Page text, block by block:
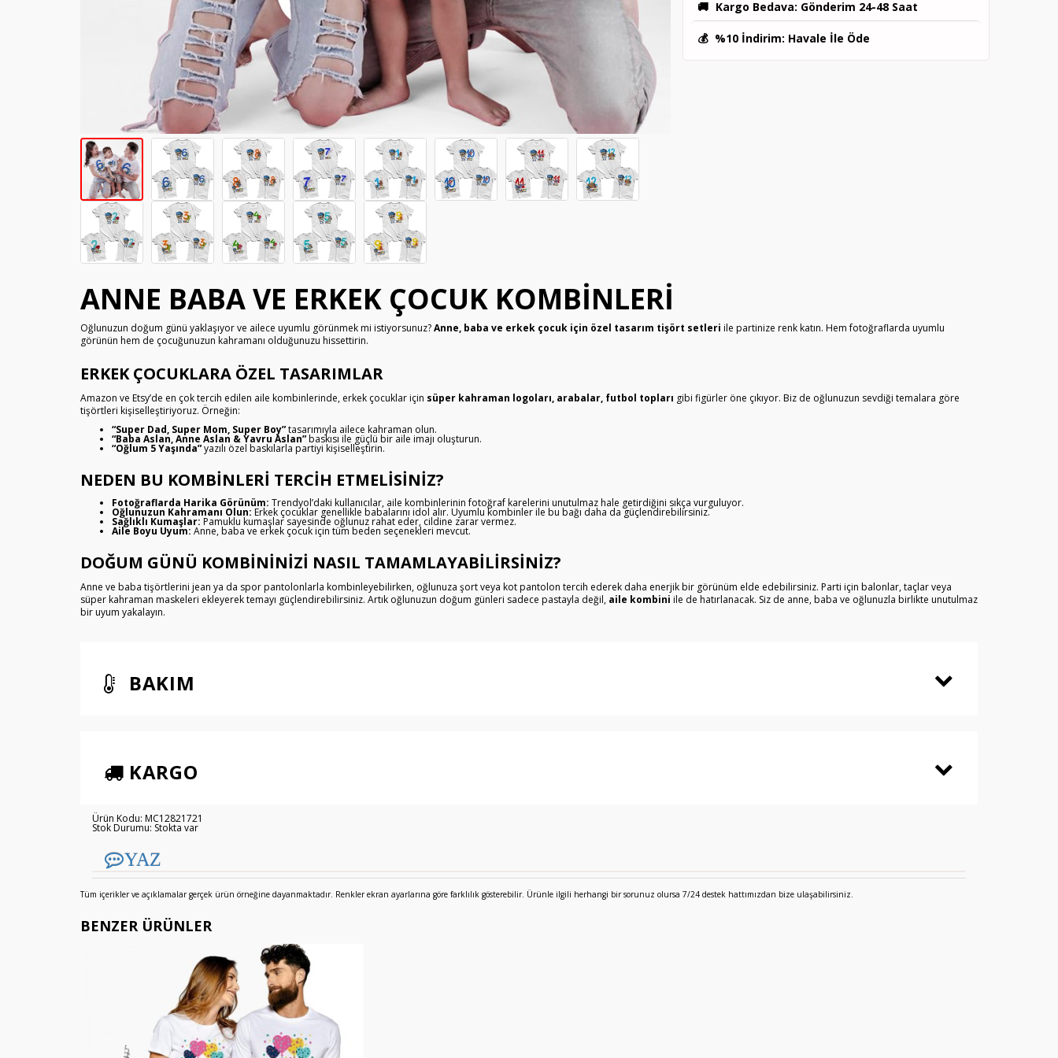
🚚 Kargo Bedava: Gönderim 24-48 Saat
💰 %10 İndirim: Havale İle Öde
ANNE BABA VE ERKEK ÇOCUK KOMBINLERI
Oğlunuzun doğum günü yaklaşıyor ve ailece uyumlu görünmek mi istiyorsunuz?Anne, baba ve erkek çocuk için özel tasarım tişört setleri ile partinize renk katın. Hem fotoğraflarda uyumlu
görünün hem de çocuğunuzun kahramanı olduğunuzu hissettirin.
ERKEK ÇOCUKLARA ÖZEL TASARIMLAR
Amazon ve Etsy’de en çok tercih edilen aile kombinlerinde, erkek çocuklar için süper kahraman logoları, arabalar, futbol topları gibi figürler öne çıkıyor. Biz de oğlunuzun sevdiği temalara göre
tişörtleri kişiselleştiriyoruz. Örneğin:
“Super Dad, Super Mom, Super Boy”tasarımıyla ailece kahraman olun.
“Baba Aslan, Anne Aslan & Yavru Aslan”baskısı ile güçlü bir aile imajı oluşturun.
“Oğlum 5 Yaşında”yazılı özel baskılarla partiyi kişiselleştirin.
NEDEN BU KOMBINLERI TERCIH ETMELISINIZ?
Fotoğraflarda Harika Görünüm: Trendyol’daki kullanıcılar, aile kombinlerinin fotoğraf karelerini unutulmaz hale getirdiğini sıkça vurguluyor.
Oğlunuzun Kahramanı Olun: Erkek çocuklar genellikle babalarını idol alır. Uyumlu kombinler ile bu bağı daha da güçlendirebilirsiniz.
Sağlıklı Kumaşlar: Pamuklu kumaşlar sayesinde oğlunuz rahat eder, cildine zarar vermez.
Aile Boyu Uyum: Anne, baba ve erkek çocuk için tüm beden seçenekleri mevcut.
DOĞUM GÜNÜ KOMBININIZI NASIL TAMAMLAYABILIRSINIZ?
Anne ve baba tişörtlerini jean ya da spor pantolonlarla kombinleyebilirken, oğlunuza şort veya kot pantolon tercih ederek daha enerjik bir görünüm elde edebilirsiniz. Parti için balonlar, taçlar veya
süper kahraman maskeleri ekleyerek temayı güçlendirebilirsiniz. Artık oğlunuzun doğum günleri sadece pastayla değil, aile kombini ile de hatırlanacak. Siz de anne, baba ve oğlunuzla birlikte unutulmaz
bir uyum yakalayın.
BAKIM
KARGO
Ürün Kodu: MC12821721
Stok Durumu: Stokta var
YAZ
Tüm içerikler ve açıklamalar gerçek ürün örneğine dayanmaktadır. Renkler ekran ayarlarına göre farklılık gösterebilir. Ürünle ilgili herhangi bir sorunuz olursa 7/24 destek hattımızdan bize ulaşabilirsiniz.
BENZER ÜRÜNLER